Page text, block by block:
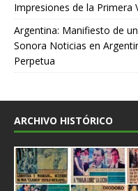
Impresiones de la Primera
Argentina: Manifiesto de
Sonora Noticias en
Perpetua
ARCHIVO HISTÓRICO